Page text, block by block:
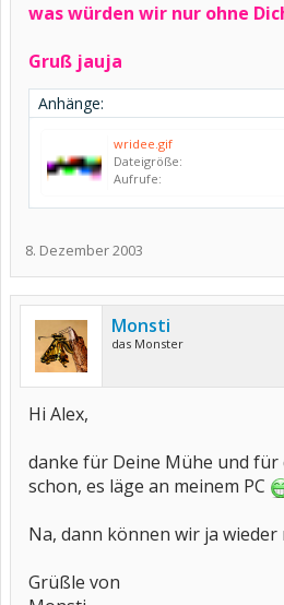
was würden wir nur ohne
Gruß jauja
Anhänge:
wridee.gif
Dateigröße:
Aufrufe:
8. Dezember 2003
Monsti
das Monster
Hi Alex,
danke für Deine Mühe und für
schon, es läge an meinem PC
Na, dann können wir ja wieder
Grüßle von